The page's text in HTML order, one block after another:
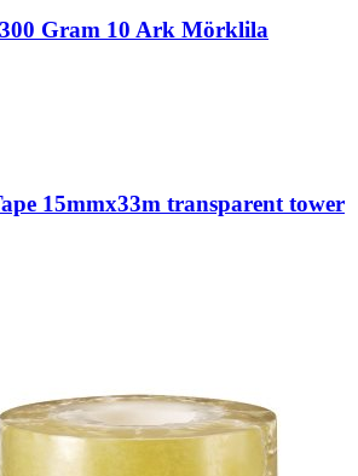
Gram 10 Ark Mörklila
15mmx33m transparent tower